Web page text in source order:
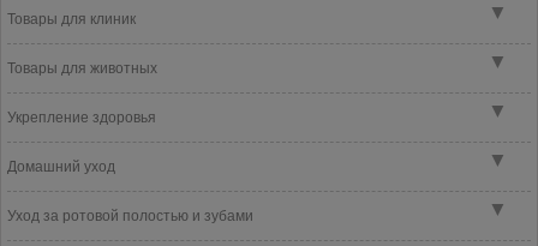
▼
Товары для клиник
▼
Товары для животных
▼
Укрепление здоровья
▼
Домашний уход
▼
Уход за ротовой полостью и зубами